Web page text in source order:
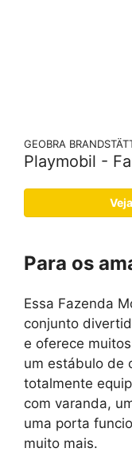
GEOBRA
Playmobil -
Para os
Essa Fazenda
conjunto
e oferece
um estábulo de
totalmente
com varanda,
uma porta
muito mais.